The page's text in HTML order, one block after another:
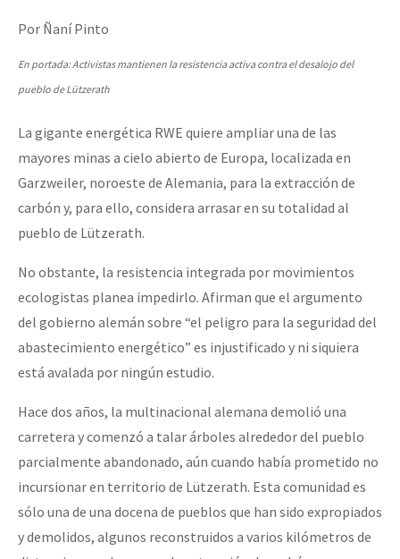
Por Ñaní Pinto
En portada: Activistas mantienen la resistencia activa contra el desalojo del
pueblo de Lützerath
La gigante energética RWE quiere ampliar una de las
mayores minas a cielo abierto de Europa, localizada en
Garzweiler, noroeste de Alemania, para la extracción de
carbón y, para ello, considera arrasar en su totalidad al
pueblo de Lützerath.
No obstante, la resistencia integrada por movimientos
ecologistas planea impedirlo. Afirman que el argumento
del gobierno alemán sobre “el peligro para la seguridad del
abastecimiento energético” es injustificado y ni siquiera
está avalada por ningún estudio.
Hace dos años, la multinacional alemana demolió una
carretera y comenzó a talar árboles alrededor del pueblo
parcialmente abandonado, aún cuando había prometido no
incursionar en territorio de Lützerath. Esta comunidad es
sólo una de una docena de pueblos que han sido expropiados
y demolidos, algunos reconstruidos a varios kilómetros de